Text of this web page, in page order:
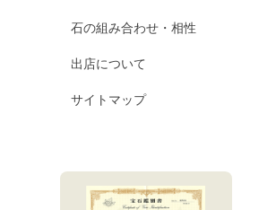
石の組み合わせ・相性
出店について
サイトマップ